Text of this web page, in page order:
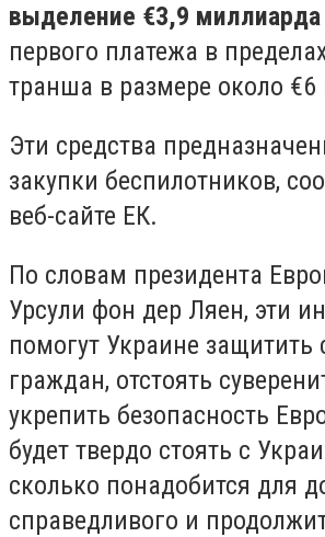
выделение €3,9 миллиарда
первого платежа в
транша в размере около
Эти средства
закупки беспилотников,
веб-сайте ЕК.
По словам президента
Урсули фон дер Ляен, эти
помогут Украине защитить
граждан, отстоять
укрепить безопасность
будет твердо стоять с
сколько понадобится для
справедливого и